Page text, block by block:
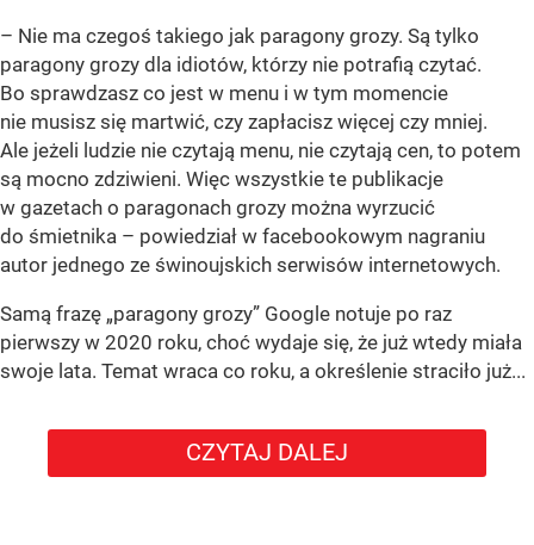
– Nie ma czegoś takiego jak paragony grozy. Są tylko
paragony grozy dla idiotów, którzy nie potrafią czytać.
Bo sprawdzasz co jest w menu i w tym momencie
nie musisz się martwić, czy zapłacisz więcej czy mniej.
Ale jeżeli ludzie nie czytają menu, nie czytają cen, to potem
są mocno zdziwieni. Więc wszystkie te publikacje
w gazetach o paragonach grozy można wyrzucić
do śmietnika – powiedział w facebookowym nagraniu
autor jednego ze świnoujskich serwisów internetowych.
Samą frazę „paragony grozy” Google notuje po raz
pierwszy w 2020 roku, choć wydaje się, że już wtedy miała
swoje lata. Temat wraca co roku, a określenie straciło już...
CZYTAJ DALEJ